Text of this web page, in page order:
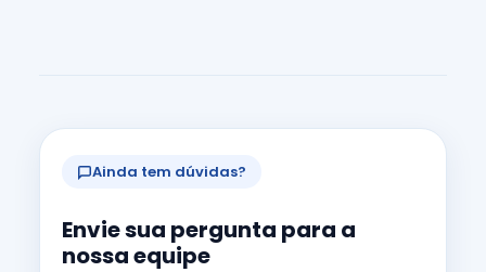
Ainda tem dúvidas?
Envie sua pergunta para a
nossa equipe